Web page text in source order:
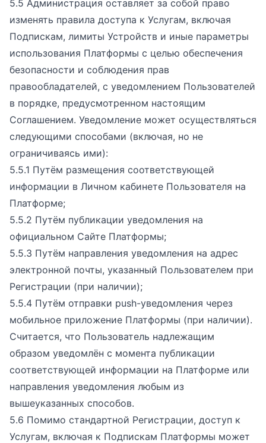
5.5 Администрация оставляет за собой право
изменять правила доступа к Услугам, включая
Подпискам, лимиты Устройств и иные параметры
использования Платформы с целью обеспечения
безопасности и соблюдения прав
правообладателей, с уведомлением Пользователей
в порядке, предусмотренном настоящим
Соглашением. Уведомление может осуществляться
следующими способами (включая, но не
ограничиваясь ими):
5.5.1 Путём размещения соответствующей
информации в Личном кабинете Пользователя на
Платформе;
5.5.2 Путём публикации уведомления на
официальном Сайте Платформы;
5.5.3 Путём направления уведомления на адрес
электронной почты, указанный Пользователем при
Регистрации (при наличии);
5.5.4 Путём отправки push-уведомления через
мобильное приложение Платформы (при наличии).
Считается, что Пользователь надлежащим
образом уведомлён с момента публикации
соответствующей информации на Платформе или
направления уведомления любым из
вышеуказанных способов.
5.6 Помимо стандартной Регистрации, доступ к
Услугам, включая к Подпискам Платформы может